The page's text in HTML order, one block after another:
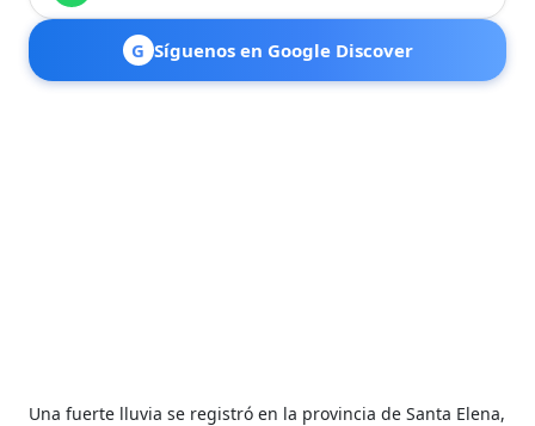
G Síguenos en Google Discover
Una fuerte lluvia se registró en la provincia de Santa Elena,